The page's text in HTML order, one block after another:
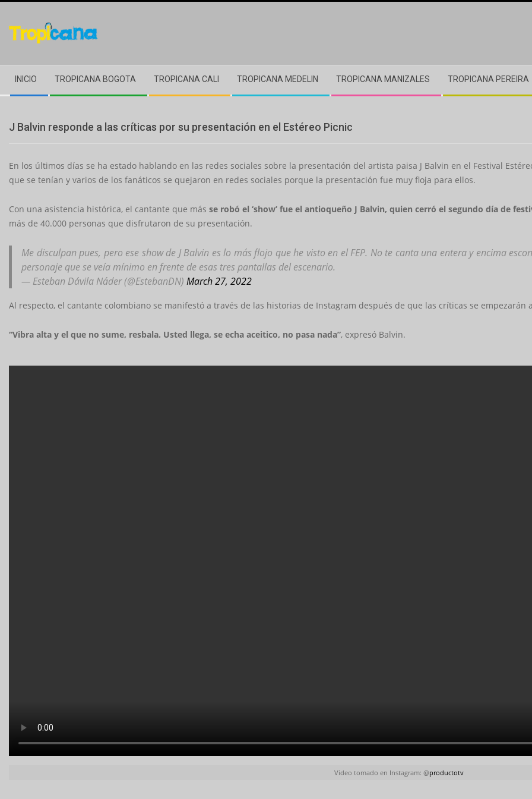
content
Navigation
Menu
INICIO TROPICANA BOGOTA TROPICANA CALI TROPICANA MEDELIN TROPICANA MANIZALES TROPICANA PEREIRA
J Balvin responde a las críticas por su presentación en el Estéreo Picnic
En los últimos días se ha estado hablando en las redes sociales sobre la presentación del artista paisa J Balvin en el Festival
que se tenían y varios de los fanáticos se quejaron en redes sociales porque la presentación fue muy floja para ellos.
Con una asistencia histórica, el cantante que más se robó el ‘show’ fue el antioqueño J Balvin, quien cerró el segundo día de
más de 40.000 personas que disfrutaron de su presentación.
Me disculpan pues, pero ese show de J Balvin es lo más flojo que he visto en el FEP. No te canta una entera y encima
personaje que se veía mínimo en frente de esas tres pantallas del escenario.
— Esteban Dávila Náder (@EstebanDN) March 27, 2022
Al respecto, el cantante colombiano se manifestó a través de las historias de Instagram después de que las críticas se
“Vibra alta y el que no sume, resbala. Usted llega, se echa aceitico, no pasa nada”, expresó Balvin.
Video tomado en Instagram: @productotv